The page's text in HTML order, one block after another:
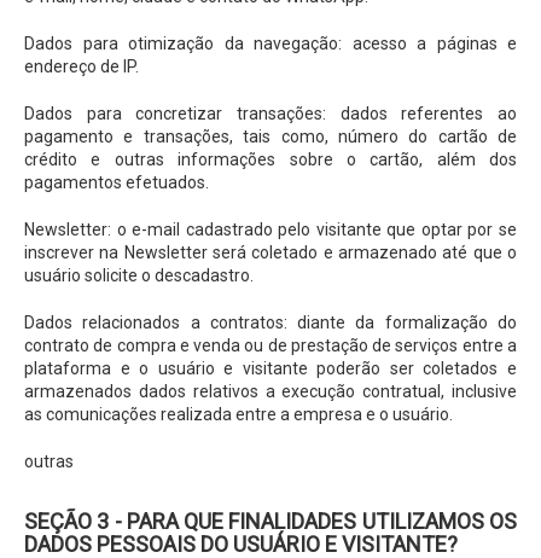
Dados para otimização da navegação: acesso a páginas e
endereço de IP.
Dados para concretizar transações: dados referentes ao
pagamento e transações, tais como, número do cartão de
crédito e outras informações sobre o cartão, além dos
pagamentos efetuados.
Newsletter: o e-mail cadastrado pelo visitante que optar por se
inscrever na Newsletter será coletado e armazenado até que o
usuário solicite o descadastro.
Dados relacionados a contratos: diante da formalização do
contrato de compra e venda ou de prestação de serviços entre a
plataforma e o usuário e visitante poderão ser coletados e
armazenados dados relativos a execução contratual, inclusive
as comunicações realizada entre a empresa e o usuário.
outras
SEÇÃO 3 - PARA QUE FINALIDADES UTILIZAMOS OS
DADOS PESSOAIS DO USUÁRIO E VISITANTE?